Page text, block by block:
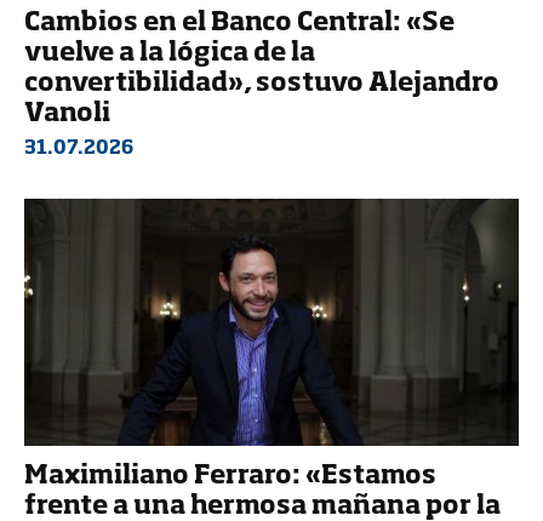
Cambios en el Banco Central: «Se
vuelve a la lógica de la
convertibilidad», sostuvo Alejandro
Vanoli
31.07.2026
Maximiliano Ferraro: «Estamos
frente a una hermosa mañana por la